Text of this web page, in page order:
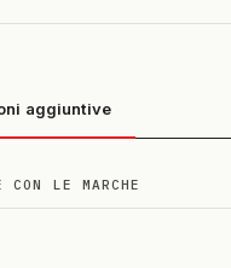
aggiuntive
CON LE MARCHE